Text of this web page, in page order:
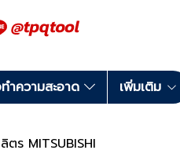
ำความสะอาด เพิ่มเติม
ร MITSUBISHI